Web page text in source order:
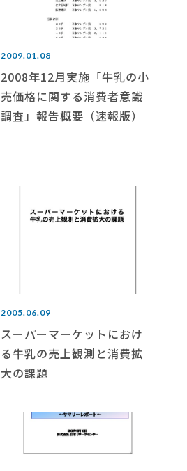
2009.01.08
2008年12月実施「牛乳の小
売価格に関する消費者意識
調査」報告概要（速報版）
2005.06.09
スーパーマーケットにおけ
る牛乳の売上観測と消費拡
大の課題